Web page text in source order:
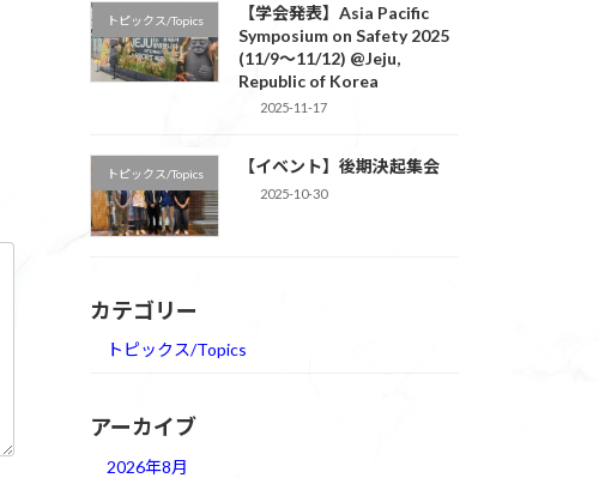
トピックス/Topics
【学会発表】Asia Pacific
Symposium on Safety 2025
(11/9～11/12) @Jeju,
Republic of Korea
2025-11-17
トピックス/Topics 【イベント】後期決起集会
2025-10-30
カテゴリー
トピックス/Topics
アーカイブ
2026年8月